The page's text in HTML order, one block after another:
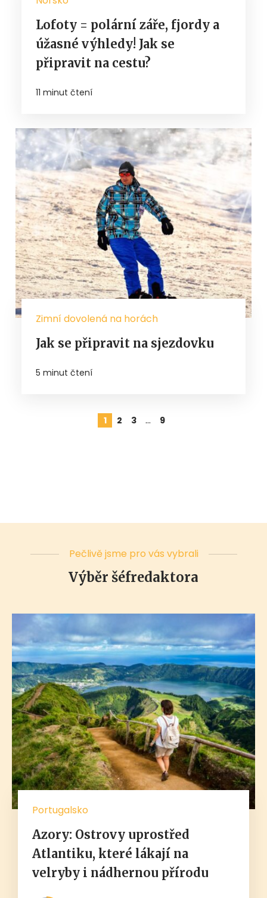
Lofoty = polární záře, fjordy a
úžasné výhledy! Jak se
připravit na cestu?
11 minut čtení
Zimní dovolená na horách
Jak se připravit na sjezdovku
5 minut čtení
1 2 3 … 9
Pečlivě jsme pro vás vybrali
Výběr šéfredaktora
Portugalsko
Azory: Ostrovy uprostřed
Atlantiku, které lákají na
velryby i nádhernou přírodu